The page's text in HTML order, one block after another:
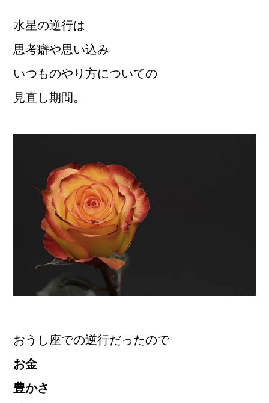
水星の逆行は
思考癖や思い込み
いつものやり方についての
見直し期間。
おうし座での逆行だったので
お金
豊かさ